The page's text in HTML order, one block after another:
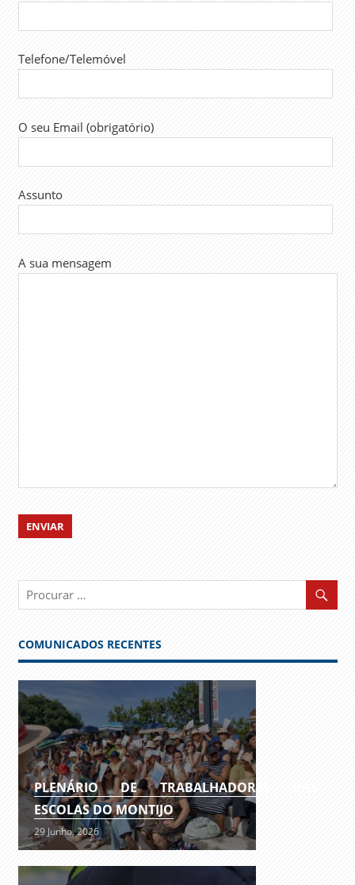
Telefone/Telemóvel
O seu Email (obrigatório)
Assunto
A sua mensagem
COMUNICADOS RECENTES
PLENÁRIO DE TRABALHADORES DAS
ESCOLAS DO MONTIJO
29 Junho, 2026